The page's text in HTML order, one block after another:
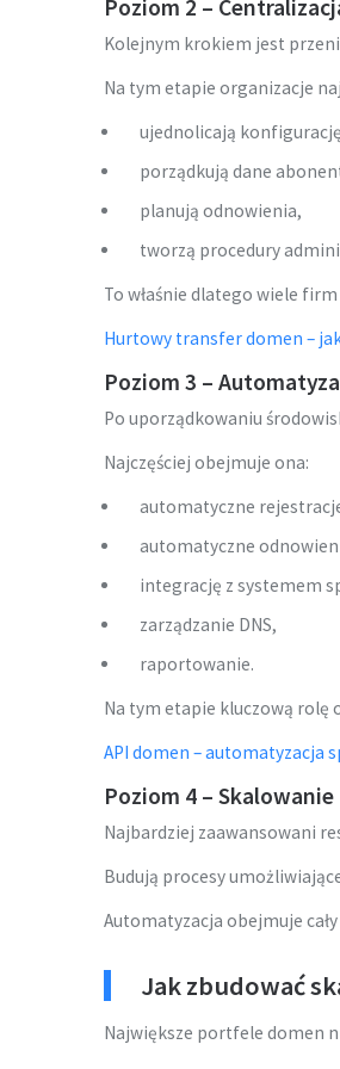
Poziom 2 –
Kolejnym krokiem jest
Na tym etapie organizacje
ujednolicają konfigurację
porządkują dane
planują odnowienia,
tworzą procedury
To właśnie dlatego wiele
Hurtowy transfer domen –
Poziom 3 –
Po uporządkowaniu
Najczęściej obejmuje ona:
automatyczne
automatyczne
integrację z systemem
zarządzanie DNS,
raportowanie.
Na tym etapie kluczową rolę
API domen – automatyzacja
Poziom 4 – Skalowanie
Najbardziej zaawansowani
Budują procesy
Automatyzacja obejmuje
Jak zbudować
Największe portfele domen